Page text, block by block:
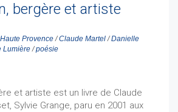
bergère et artiste
Provence/Claude Martel/Danielle
Lumière/poésie
et artiste est un livre de Claude
Sylvie Grange, paru en 2001 aux